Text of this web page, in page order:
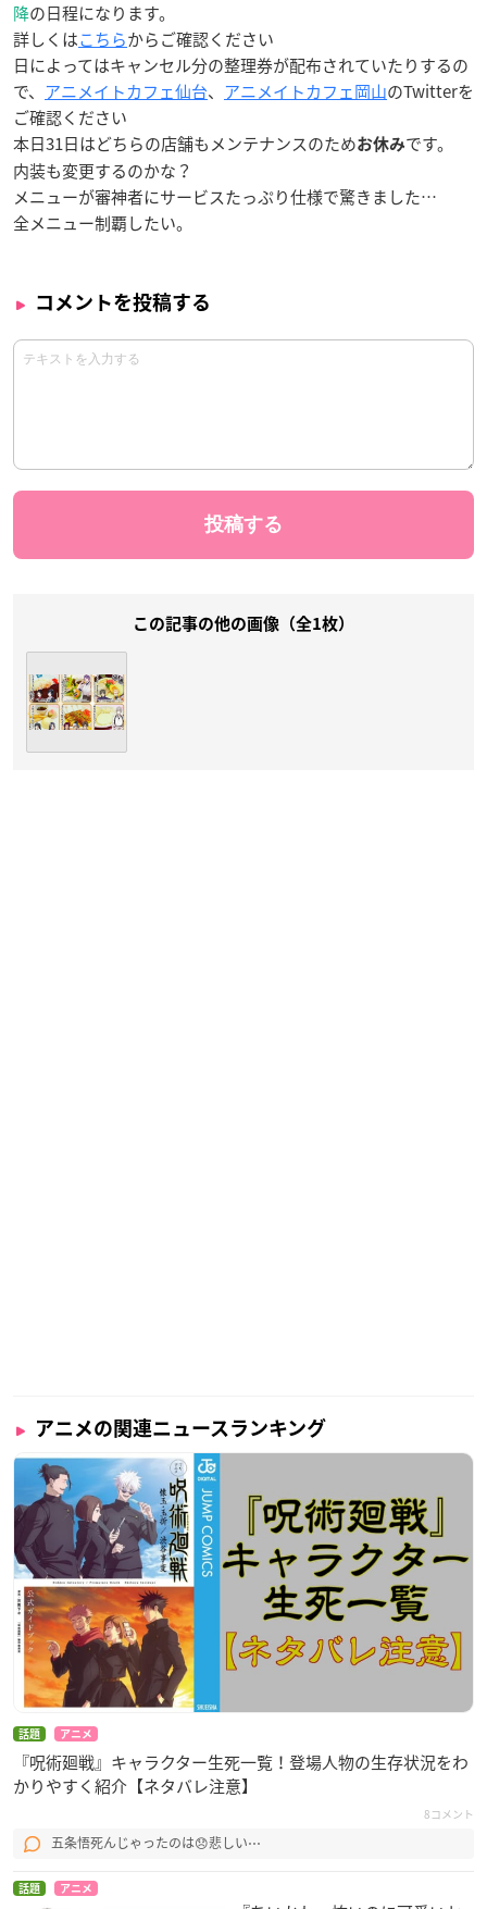
降の日程になります。
詳しくはこちらからご確認ください
日によってはキャンセル分の整理券が配布されていたりするの
で、 アニメイトカフェ仙台、 アニメイトカフェ岡山のTwitterを
ご確認ください
本日31日はどちらの店舗もメンテナンスのためお休みです。
内装も変更するのかな？
メニューが審神者にサービスたっぷり仕様で驚きました…
全メニュー制覇したい。
コメントを投稿する
この記事の他の画像（全1枚）
アニメの関連ニュースランキング
話題 アニメ
『呪術廻戦』キャラクター生死一覧！登場人物の生存状況をわ
かりやすく紹介【ネタバレ注意】
8コメント
五条悟死んじゃったのは😞悲しい⋯
話題 アニメ